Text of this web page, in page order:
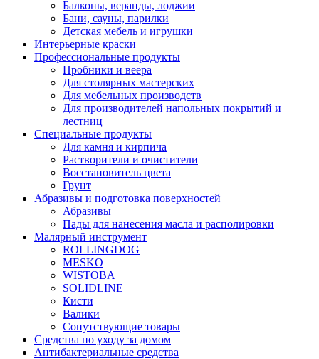
Балконы, веранды, лоджии
Бани, сауны, парилки
Детская мебель и игрушки
Интерьерные краски
Профессиональные продукты
Пробники и веера
Для столярных мастерских
Для мебельных производств
Для производителей напольных покрытий и
лестниц
Специальные продукты
Для камня и кирпича
Растворители и очистители
Восстановитель цвета
Грунт
Абразивы и подготовка поверхностей
Абразивы
Пады для нанесения масла и располировки
Малярный инструмент
ROLLINGDOG
MESKO
WISTOBA
SOLIDLINE
Кисти
Валики
Сопутствующие товары
Средства по уходу за домом
Антибактериальные средства